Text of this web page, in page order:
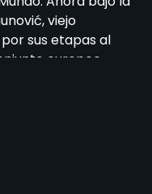
viejo
sus etapas al
europeo